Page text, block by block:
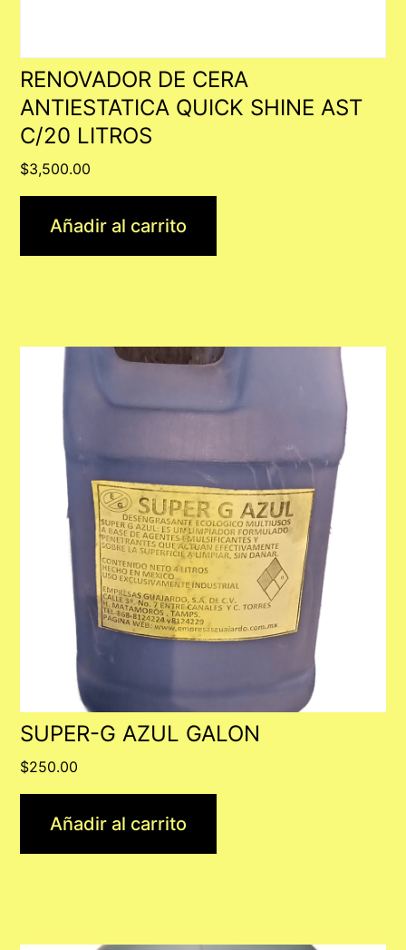
RENOVADOR DE CERA
ANTIESTATICA QUICK SHINE AST
C/20 LITROS
$3,500.00
Añadir al carrito
SUPER-G AZUL GALON
$250.00
Añadir al carrito